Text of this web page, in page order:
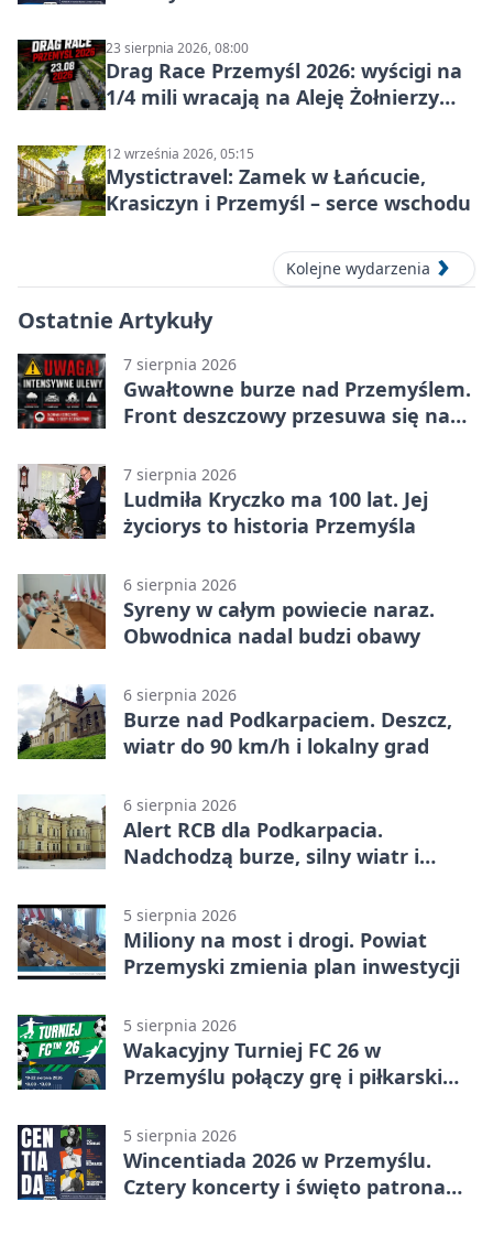
23 sierpnia 2026, 08:00
Drag Race Przemyśl 2026: wyścigi na
1/4 mili wracają na Aleję Żołnierzy
12 września 2026, 05:15
Mystictravel: Zamek w Łańcucie,
Krasiczyn i Przemyśl – serce wschodu
Kolejne wydarzenia
Ostatnie Artykuły
7 sierpnia 2026
Gwałtowne burze nad Przemyślem.
Front deszczowy przesuwa się na
7 sierpnia 2026
Ludmiła Kryczko ma 100 lat. Jej
życiorys to historia Przemyśla
6 sierpnia 2026
Syreny w całym powiecie naraz.
Obwodnica nadal budzi obawy
6 sierpnia 2026
Burze nad Podkarpaciem. Deszcz,
wiatr do 90 km/h i lokalny grad
6 sierpnia 2026
Alert RCB dla Podkarpacia.
Nadchodzą burze, silny wiatr i
5 sierpnia 2026
Miliony na most i drogi. Powiat
Przemyski zmienia plan inwestycji
5 sierpnia 2026
Wakacyjny Turniej FC 26 w
Przemyślu połączy grę i piłkarski
5 sierpnia 2026
Wincentiada 2026 w Przemyślu.
Cztery koncerty i święto patrona